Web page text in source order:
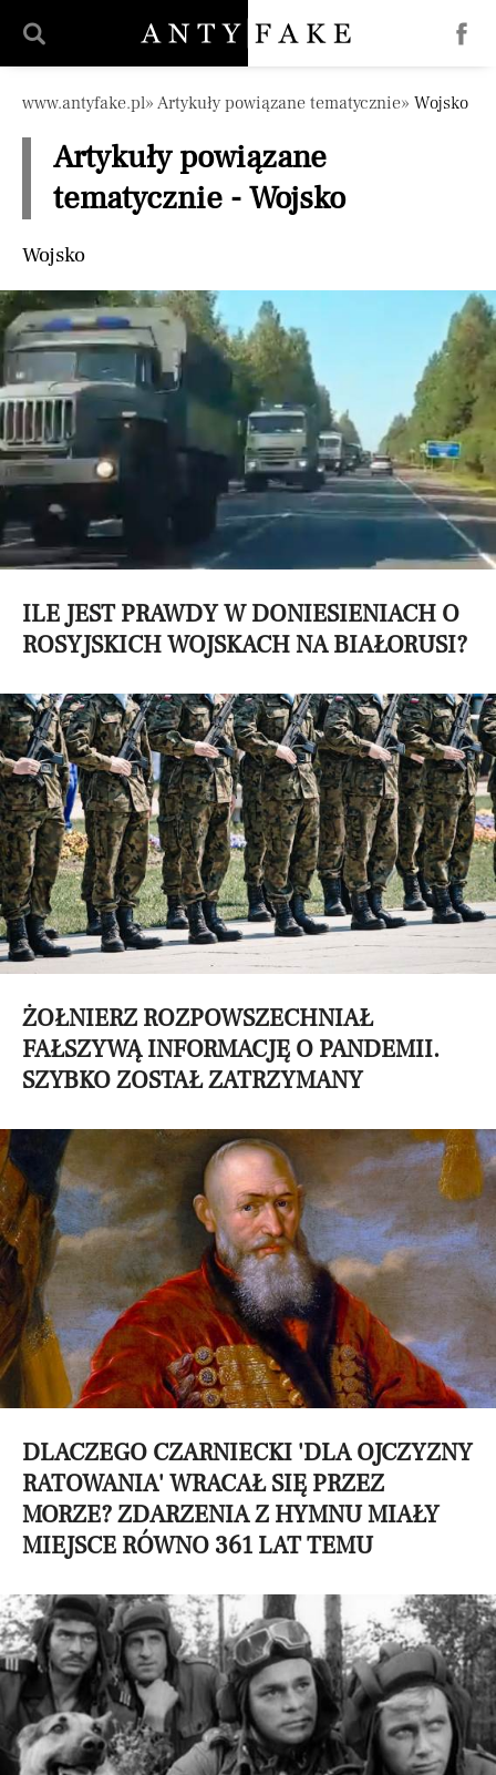
Pomiń nawigację
www.antyfake.pl Artykuły powiązane tematycznie Wojsko
Artykuły powiązane
tematycznie - Wojsko
Wojsko
ILE JEST PRAWDY W DONIESIENIACH O
ROSYJSKICH WOJSKACH NA BIAŁORUSI?
ŻOŁNIERZ ROZPOWSZECHNIAŁ
FAŁSZYWĄ INFORMACJĘ O PANDEMII.
SZYBKO ZOSTAŁ ZATRZYMANY
DLACZEGO CZARNIECKI 'DLA OJCZYZNY
RATOWANIA' WRACAŁ SIĘ PRZEZ
MORZE? ZDARZENIA Z HYMNU MIAŁY
MIEJSCE RÓWNO 361 LAT TEMU